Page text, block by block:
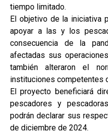
tiempo limitado.
El objetivo de la iniciativa
apoyar a las y los
consecuencia de la
afectadas sus
también alteraron el
instituciones competentes
El proyecto beneficiará
pescadores y
podrán declarar sus
de diciembre de 2024.